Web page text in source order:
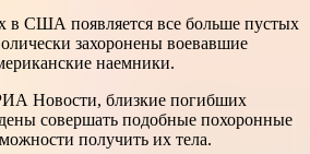
в США появляется все больше пустых
захоронены воевавшие
наемники.
Новости, близкие погибших
совершать подобные похоронные
получить их тела.